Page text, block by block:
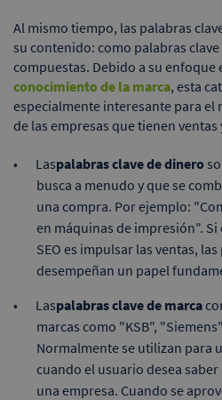
Al mismo tiempo, las palabras
su contenido: como palabras
compuestas. Debido a su enfoque
conocimiento de la marca, esta
especialmente interesante para el
de las empresas que tienen
Laspalabras clave de dinero
busca a menudo y que se
una compra. Por ejemplo:
en máquinas de impresión".
SEO es impulsar las ventas,
desempeñan un papel
Laspalabras clave de marca
marcas como "KSB",
Normalmente se utilizan para
cuando el usuario desea
una empresa. Cuando se